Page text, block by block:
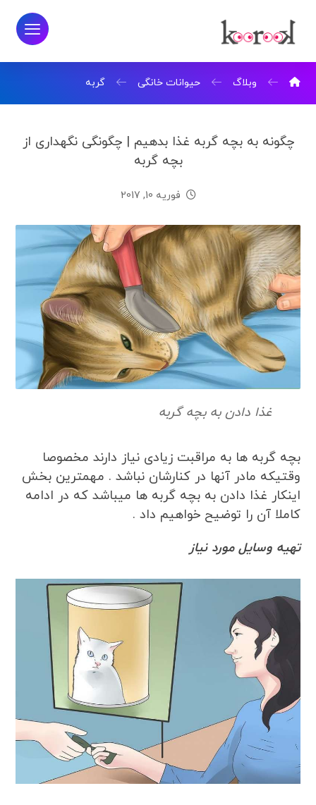
وبلاگ حیوانات خانگی گربه
چگونه به بچه گربه غذا بدهیم | چگونگی نگهداری از
بچه گربه
فوریه 10, 2017
غذا دادن به بچه گربه
بچه گربه ها به مراقبت زیادی نیاز دارند مخصوصا
وقتیکه مادر آنها در کنارشان نباشد . مهمترین بخش
اینکار غذا دادن به بچه گربه ها میباشد که در ادامه
کاملا آن را توضیح خواهیم داد .
تهیه وسایل مورد نیاز